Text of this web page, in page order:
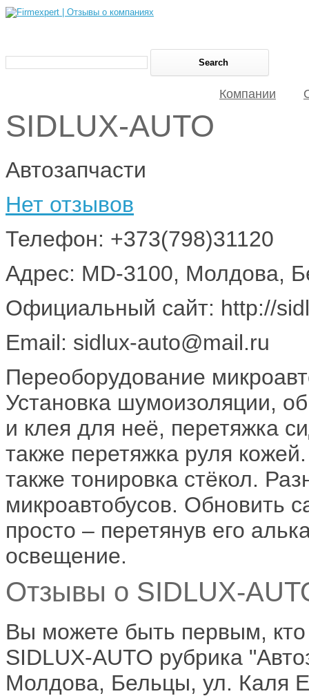
Компании
SIDLUX-AUTO
Автозапчасти
Нет отзывов
Телефон: +373(798)31120
Адрес: MD-3100, Молдова,
Официальный сайт: http://
Email: sidlux-auto@mail.ru
Переоборудование
Установка шумоизоляции,
и клея для неё, перетяжка
также перетяжка руля
также тонировка стёкол.
микроавтобусов. Обновить
просто – перетянув его
освещение.
Отзывы о SIDLUX-
Вы можете быть первым,
SIDLUX-AUTO рубрика
Молдова, Бельцы, ул. Каля